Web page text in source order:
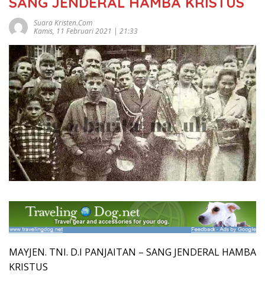
Suara Kristen.com
Kamis, 11 Februari 2021 | 21:33
MAYJEN. TNI. D.I PANJAITAN – SANG JENDERAL HAMBA
KRISTUS